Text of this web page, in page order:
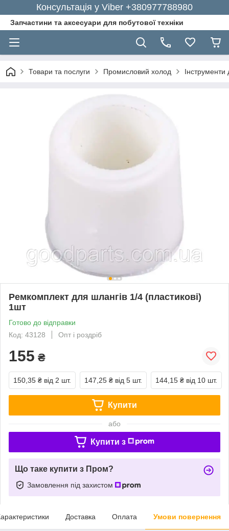
Консультація у Viber +380977788980
Запчастини та аксесуари для побутової техніки
Товари та послуги Промисловий холод
Ремкомплект для шлангів 1/4 (пластикові)
1шт
Готово до відправки
Код: 43128
Опт і роздріб
155 ₴
150,35 ₴ від 2 шт. 147,25 ₴ від 5 шт. 144,15 ₴ від 10 шт.
Купити
або
Купити з
Що таке купити з Пром?
Замовлення під захистом
Доставка Оплата Умови повернення